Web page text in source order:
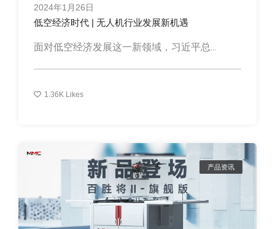
2024年1月26日
低空经济时代 | 无人机行业发展新机遇
面对低空经济发展这一新领域，习近平总...
1.36K Likes
产品资讯